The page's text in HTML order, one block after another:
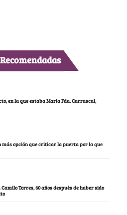
en la que estaba María Fda. Carrascal,
más opción que criticar la puerta por la que
Torres, 60 años después de haber sido